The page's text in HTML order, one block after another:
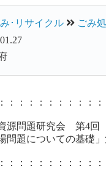
･リサイクル
ごみ
：：：：：：：：：
研究会 第4回
についての基礎」
：：：：：：：：：